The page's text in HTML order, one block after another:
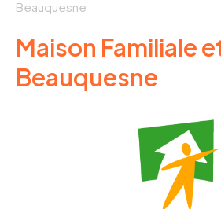
Beauquesne
Maison Familiale
Beauquesne